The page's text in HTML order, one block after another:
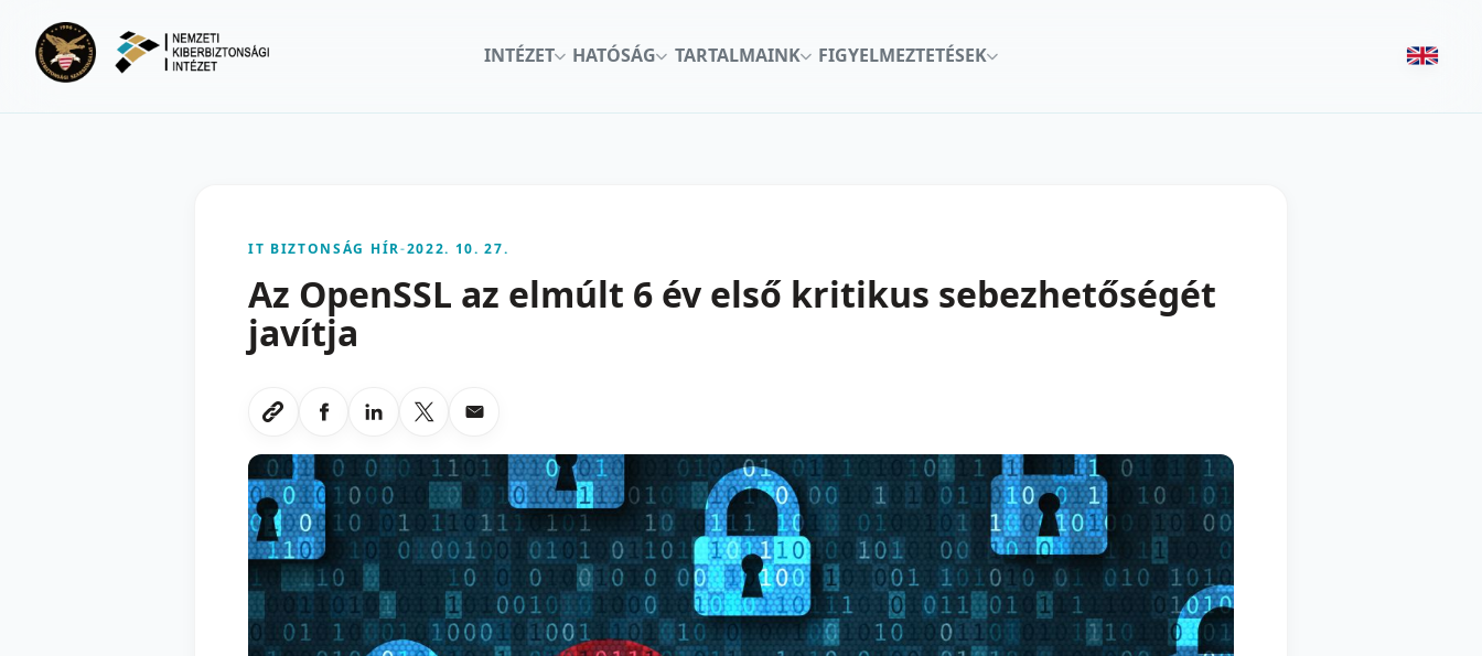
INTÉZET
HATÓSÁG TARTALMAINK FIGYELMEZTETÉSEK
IT BIZTONSÁG HÍR-2022. 10. 27.
Az OpenSSL az elmúlt 6 év első kritikus sebezhetőségét
javítja
Link masolasa
Megosztas Facebookon
Megosztas LinkedInen
Megosztas X-en
Megosztas emailben